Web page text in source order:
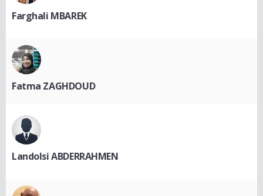
Farghali MBAREK
Fatma ZAGHDOUD
Landolsi ABDERRAHMEN